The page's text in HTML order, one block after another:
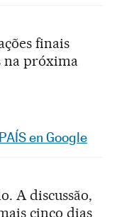
finais
na próxima
Sociales
en Google
A discussão,
cinco dias